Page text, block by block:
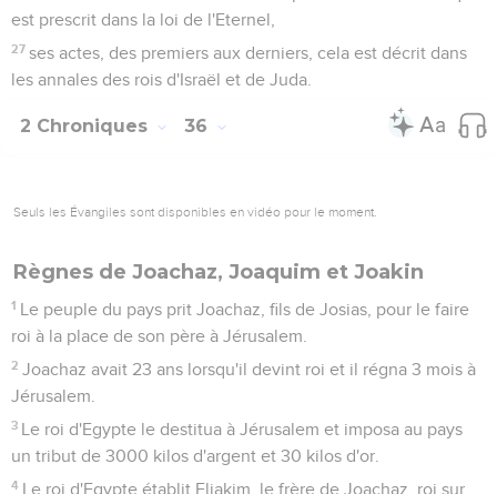
arrivée, comme les Israélites sous Josué (Jos 5), ils
proclament leur dépendance du Suzerain de l’alliance,
l’Eternel : ils relèvent l’autel des holocaustes détruit,
le Temple (ch.3). Celui-ci est achevé en 516 sous l’impulsion
autres habitants de la région.
leur péché. Lorsque cinquante ans plus tard Esdras, homme
versé dans la Loi, arrive à Jérusalem avec deux mille exilés
(ch.7 à 8), il constate que les premiers rapatriés se sont unis
par mariage aux païens de la région et s’adonnent à « leurs
pratiques abominables » (9.1-2 ; voir Jos 23.12). Il s’attache
alors à la restauration spirituelle (ch.9 à 10) de ces «
survivants » du peuple (9.8), faible « reste » promis par les
prophètes, d’où viendra quelques siècles plus tard le